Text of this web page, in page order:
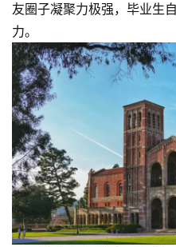
友圈子凝聚力极强，毕业生
力。